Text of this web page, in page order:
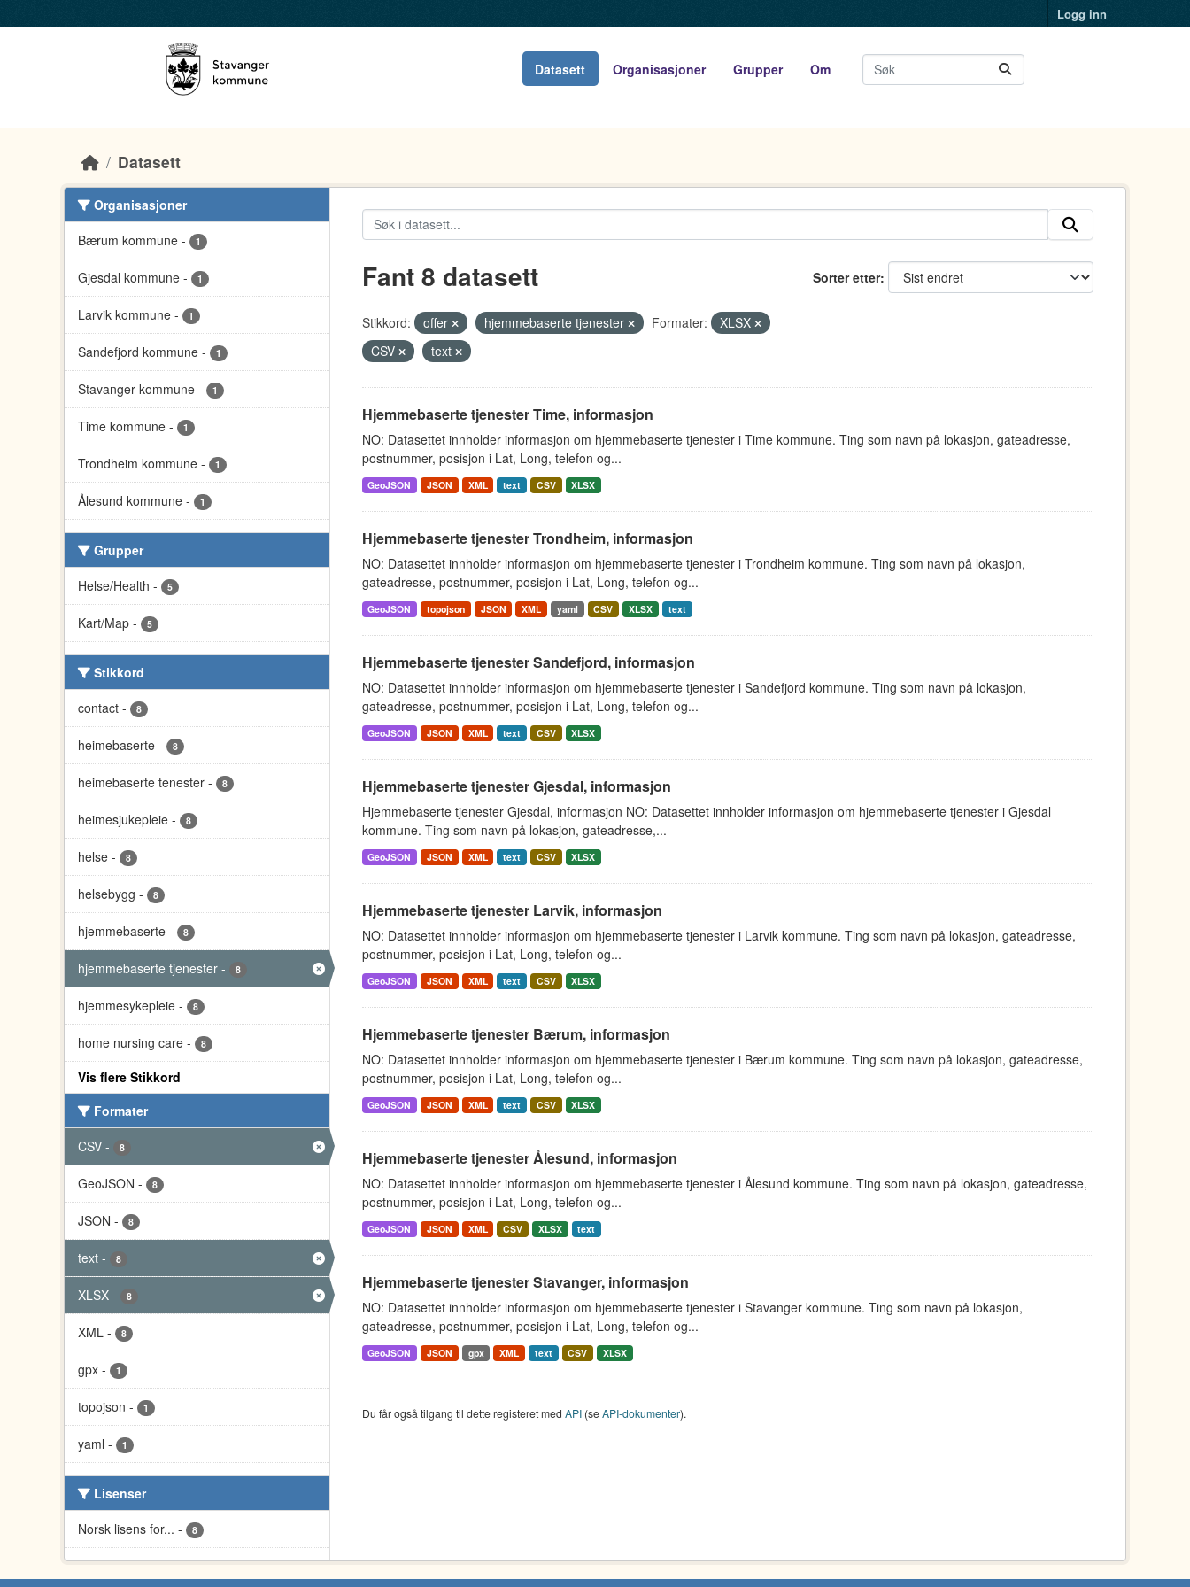
Logg inn
Datasett Organisasjoner Grupper Om
Datasett
Organisasjoner
Bærum kommune - 1
Gjesdal kommune - 1
Larvik kommune - 1
Sandefjord kommune - 1
Stavanger kommune - 1
Time kommune - 1
Trondheim kommune - 1
Ålesund kommune - 1
Grupper
Helse/Health - 5
Kart/Map - 5
Stikkord
contact - 8
heimebaserte - 8
heimebaserte tenester - 8
heimesjukepleie - 8
helse - 8
helsebygg - 8
hjemmebaserte - 8
hjemmebaserte tjenester - 8
hjemmesykepleie - 8
home nursing care - 8
Vis flere Stikkord
Formater
CSV - 8
GeoJSON - 8
JSON - 8
text - 8
XLSX - 8
XML - 8
gpx - 1
topojson - 1
yaml - 1
Lisenser
Norsk lisens for... - 8
Sorter etter
Fant 8 datasett
Stikkord: offer hjemmebaserte tjenester Formater:
XLSX
CSV
text
Hjemmebaserte tjenester Time, informasjon
NO: Datasettet innholder informasjon om hjemmebaserte tjenester i Time kommune. Ting som navn på lokasjon, gateadresse,
postnummer, posisjon i Lat, Long, telefon og...
GeoJSON JSON XML text CSV XLSX
Hjemmebaserte tjenester Trondheim, informasjon
NO: Datasettet innholder informasjon om hjemmebaserte tjenester i Trondheim kommune. Ting som navn på lokasjon,
gateadresse, postnummer, posisjon i Lat, Long, telefon og...
GeoJSON topojson JSON XML yaml CSV XLSX text
Hjemmebaserte tjenester Sandefjord, informasjon
NO: Datasettet innholder informasjon om hjemmebaserte tjenester i Sandefjord kommune. Ting som navn på lokasjon,
gateadresse, postnummer, posisjon i Lat, Long, telefon og...
GeoJSON JSON XML text CSV XLSX
Hjemmebaserte tjenester Gjesdal, informasjon
Hjemmebaserte tjenester Gjesdal, informasjon NO: Datasettet innholder informasjon om hjemmebaserte tjenester i Gjesdal
kommune. Ting som navn på lokasjon, gateadresse,...
GeoJSON JSON XML text CSV XLSX
Hjemmebaserte tjenester Larvik, informasjon
NO: Datasettet innholder informasjon om hjemmebaserte tjenester i Larvik kommune. Ting som navn på lokasjon, gateadresse,
postnummer, posisjon i Lat, Long, telefon og...
GeoJSON JSON XML text CSV XLSX
Hjemmebaserte tjenester Bærum, informasjon
NO: Datasettet innholder informasjon om hjemmebaserte tjenester i Bærum kommune. Ting som navn på lokasjon, gateadresse,
postnummer, posisjon i Lat, Long, telefon og...
GeoJSON JSON XML text CSV XLSX
Hjemmebaserte tjenester Ålesund, informasjon
NO: Datasettet innholder informasjon om hjemmebaserte tjenester i Ålesund kommune. Ting som navn på lokasjon, gateadresse,
postnummer, posisjon i Lat, Long, telefon og...
GeoJSON JSON XML CSV XLSX text
Hjemmebaserte tjenester Stavanger, informasjon
NO: Datasettet innholder informasjon om hjemmebaserte tjenester i Stavanger kommune. Ting som navn på lokasjon,
gateadresse, postnummer, posisjon i Lat, Long, telefon og...
GeoJSON JSON gpx XML text CSV XLSX
Du får også tilgang til dette registeret med API(seAPI-dokumenter).